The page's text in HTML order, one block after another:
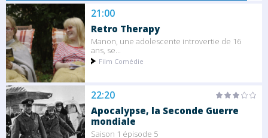
21:00
Retro Therapy
Manon, une adolescente introvertie de 16
ans, se...
Film Comédie
22:20
Apocalypse, la Seconde Guerre
mondiale
Saison 1 épisode 5